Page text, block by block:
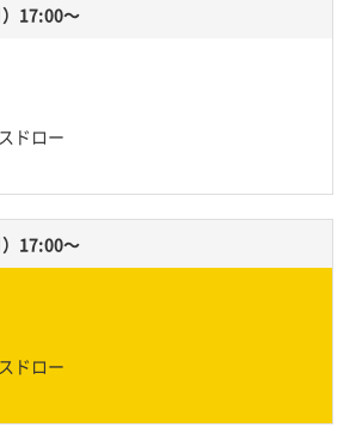
17:00〜
ドロー
17:00〜
ドロー